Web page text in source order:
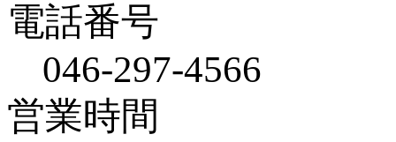
電話番号
046-297-4566
営業時間